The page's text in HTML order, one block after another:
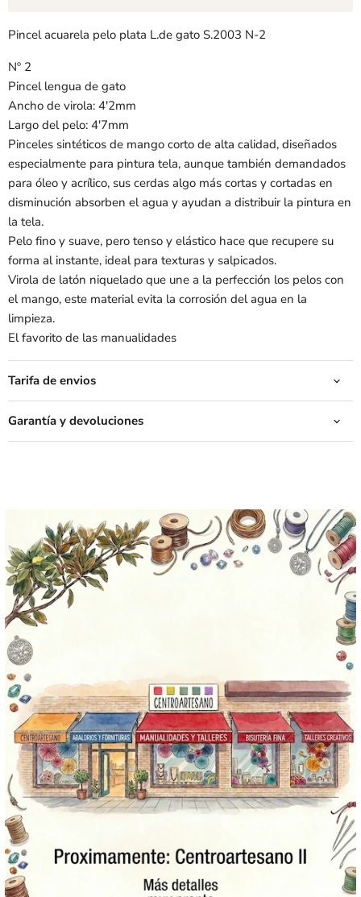
Pincel acuarela pelo plata L.de gato S.2003 N-2
Nº 2
Pincel lengua de gato
Ancho de virola: 4'2mm
Largo del pelo: 4'7mm
Pinceles sintéticos de mango corto de alta calidad, diseñados
especialmente para pintura tela, aunque también demandados
para óleo y acrílico, sus cerdas algo más cortas y cortadas en
disminución absorben el agua y ayudan a distribuir la pintura en
la tela.
Pelo fino y suave, pero tenso y elástico hace que recupere su
forma al instante, ideal para texturas y salpicados.
Virola de latón niquelado que une a la perfección los pelos con
el mango, este material evita la corrosión del agua en la
limpieza.
El favorito de las manualidades
Tarifa de envios
Garantía y devoluciones